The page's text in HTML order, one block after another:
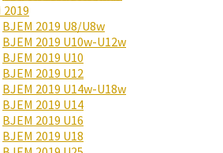
2019
BJEM 2019 U8/U8w
BJEM 2019 U10w-U12w
BJEM 2019 U10
BJEM 2019 U12
BJEM 2019 U14w-U18w
BJEM 2019 U14
BJEM 2019 U16
BJEM 2019 U18